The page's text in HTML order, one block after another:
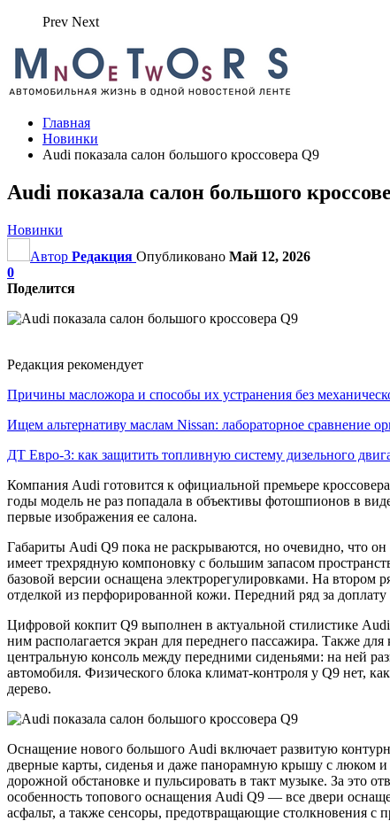
Prev Next
Главная
Новинки
Audi показала салон большого кроссовера Q9
Audi показала салон большого
Новинки
Автор Редакция Опубликовано Май 12, 2026
0
Поделится
Редакция рекомендует
Причины масложора и способы их устранения без
Ищем альтернативу маслам Nissan: лабораторное сравнение
ДТ Евро-3: как защитить топливную систему дизельного
Компания Audi готовится к официальной премьере
годы модель не раз попадала в объективы фотошпионов в
первые изображения ее салона.
Габариты Audi Q9 пока не раскрываются, но очевидно, что
имеет трехрядную компоновку с большим запасом
базовой версии оснащена электрорегулировками. На втором
отделкой из перфорированной кожи. Передний ряд за
Цифровой кокпит Q9 выполнен в актуальной стилистике
ним располагается экран для переднего пассажира. Также
центральную консоль между передними сиденьями: на ней
автомобиля. Физического блока климат-контроля у Q9 нет,
дерево.
Оснащение нового большого Audi включает развитую
дверные карты, сиденья и даже панорамную крышу с люком и
дорожной обстановке и пульсировать в такт музыке. За это
особенность топового оснащения Audi Q9 — все двери
асфальт, а также сенсоры, предотвращающие столкновения с